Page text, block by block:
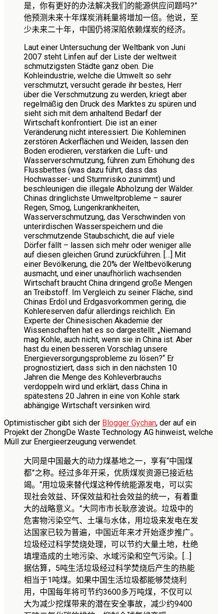
是，你有更好的办法解决我们的能源供应问题吗?”
他预测未来十年煤炭消耗量将增加一倍。他说，至
少未来二十年，中国仍将深陷依赖煤炭的经济。
Laut einer Untersuchung der Weltbank von Juni
2007 steht Linfen auf der Liste der weltweit
schmutzigsten Städte ganz oben. Die
Kohleindustrie, welche die Umwelt so sehr
verschmutzt, versucht gerade ihr bestes, Herr
über die Verschmutzung zu werden, kriegt aber
regelmäßig den Druck des Marktes zu spüren und
sieht sich mit dem anhaltend Bedarf der
Wirtschaft konfrontiert. Die ist an einer
Veränderung nicht interessiert. Die Kohleminen
zerstören Ackerflächen und Weiden, lassen den
Boden erodieren, verstärken die Luft- und
Wasserverschmutzung, führen zum Erhöhung des
Flussbettes (was dazu führt, dass das
Hochwasser- und Sturmrisiko zunimmt) und
beschleunigen die illegale Abholzung der Wälder.
Chinas dringlichste Umweltprobleme – saurer
Regen, Smog, Lungenkrankheiten,
Wasserverschmutzung, das Verschwinden von
unterirdischen Wasserspeichern und die
verschmutzende Staubschicht, die auf viele
Dörfer fällt – lassen sich mehr oder weniger alle
auf diesen gleichen Grund zurückführen. […] Mit
einer Bevölkerung, die 20% der Weltbevölkerung
ausmacht, und einer unaufhörlich wachsenden
Wirtschaft braucht China dringend große Mengen
an Treibstoff. Im Vergleich zu seiner Fläche, sind
Chinas Erdöl und Erdgasvorkommen gering, die
Kohlereserven dafür allerdings reichlich. Ein
Experte der Chinesischen Akademie der
Wissenschaften hat es so dargestellt: „Niemand
mag Kohle, auch nicht, wenn sie in China ist. Aber
hast du einen besseren Vorschlag unsere
Energieversorgungsprobleme zu lösen?“ Er
prognostiziert, dass sich in den nächsten 10
Jahren die Menge des Kohleverbrauchs
verdoppeln wird und erklärt, dass China in
spätestens 20 Jahren in eine von Kohle stark
abhängige Wirtschaft versinken wird.
Optimistischer gibt sich der Blogger Gychan, der auf ein
Projekt der ZhongDe Waste Technology AG hinweist, welche
Müll zur Energieerzeugung verwendet.
大同是中国最大的动力煤基地之一，享有“中国煤
都”之称。经过多年开采，优质煤炭资源已接近枯
竭。“用垃圾来替代煤这种传统能源发电，可以实
现社会效益、环保效益和社会效益的统一，有着重
大的战略意义。”大同市市长耿彦波说。垃圾中的
危害物污染空气、土壤与水体，用垃圾来发电在发
达国家已较为普遍，中国近年来才开始逐步推广。
垃圾经过科学焚烧处理，可以节约大量土地，杜绝
填埋造成的土地污染、水域污染和空气污染。
[…]
据估算， 5吨生活垃圾经过科学焚烧后产生的热能
相当于1吨煤。如果中国生活垃圾都能够焚烧利
用，中国每年将可节约3600多万吨煤，不仅可以
大为减少挖煤带来的潜在安全事故，减少约9400